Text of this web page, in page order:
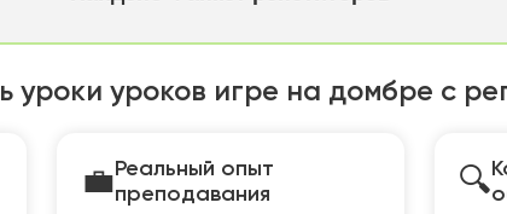
уроки уроков игре на домбре с
💼 Реальный опыт
преподавания
🔍